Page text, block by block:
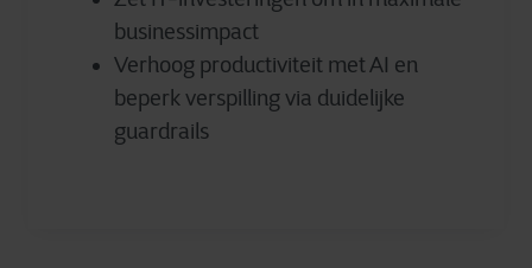
businessimpact
Verhoog productiviteit met AI en
beperk verspilling via duidelijke
guardrails